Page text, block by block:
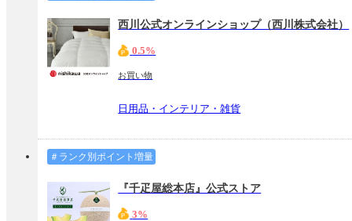
西川公式オンラインショップ（西川株式会社）
0.5%
お買い物
日用品・インテリア・雑貨
＃ランク別ポイント増量
『千疋屋総本店』公式ストア
3%